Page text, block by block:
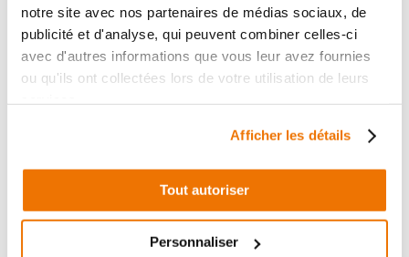
notre site avec nos partenaires de médias sociaux, de
publicité et d'analyse, qui peuvent combiner celles-ci
avec d'autres informations que vous leur avez fournies
ou qu'ils ont collectées lors de votre utilisation de leurs
Afficher les détails
Tout autoriser
Personnaliser